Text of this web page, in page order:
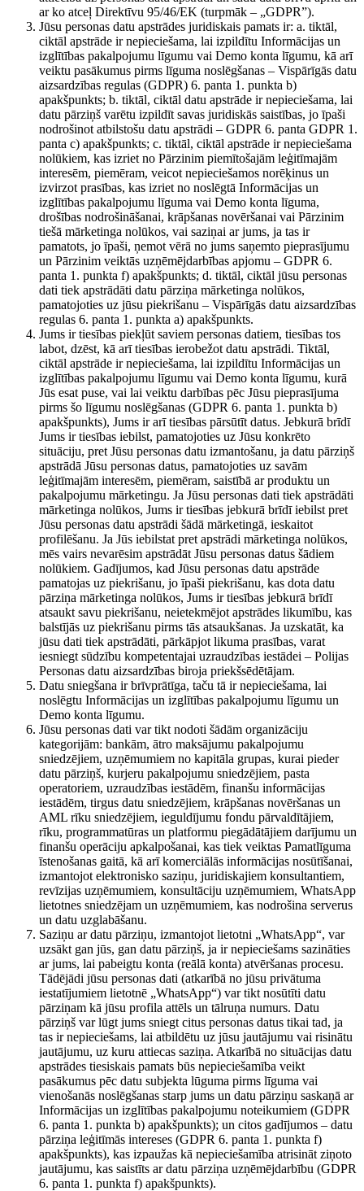
ar ko atceļ Direktīvu 95/46/EK (turpmāk – „GDPR”).
Jūsu personas datu apstrādes juridiskais pamats ir: a. tiktāl,
ciktāl apstrāde ir nepieciešama, lai izpildītu Informācijas un
izglītības pakalpojumu līgumu vai Demo konta līgumu, kā arī
veiktu pasākumus pirms līguma noslēgšanas – Vispārīgās datu
aizsardzības regulas (GDPR) 6. panta 1. punkta b)
apakšpunkts; b. tiktāl, ciktāl datu apstrāde ir nepieciešama, lai
datu pārziņš varētu izpildīt savas juridiskās saistības, jo īpaši
nodrošinot atbilstošu datu apstrādi – GDPR 6. panta GDPR 1.
panta c) apakšpunkts; c. tiktāl, ciktāl apstrāde ir nepieciešama
nolūkiem, kas izriet no Pārzinim piemītošajām leģitīmajām
interesēm, piemēram, veicot nepieciešamos norēķinus un
izvirzot prasības, kas izriet no noslēgtā Informācijas un
izglītības pakalpojumu līguma vai Demo konta līguma,
drošības nodrošināšanai, krāpšanas novēršanai vai Pārzinim
tiešā mārketinga nolūkos, vai saziņai ar jums, ja tas ir
pamatots, jo īpaši, ņemot vērā no jums saņemto pieprasījumu
un Pārzinim veiktās uzņēmējdarbības apjomu – GDPR 6.
panta 1. punkta f) apakšpunkts; d. tiktāl, ciktāl jūsu personas
dati tiek apstrādāti datu pārziņa mārketinga nolūkos,
pamatojoties uz jūsu piekrišanu – Vispārīgās datu aizsardzības
regulas 6. panta 1. punkta a) apakšpunkts.
Jums ir tiesības piekļūt saviem personas datiem, tiesības tos
labot, dzēst, kā arī tiesības ierobežot datu apstrādi. Tiktāl,
ciktāl apstrāde ir nepieciešama, lai izpildītu Informācijas un
izglītības pakalpojumu līgumu vai Demo konta līgumu, kurā
Jūs esat puse, vai lai veiktu darbības pēc Jūsu pieprasījuma
pirms šo līgumu noslēgšanas (GDPR 6. panta 1. punkta b)
apakšpunkts), Jums ir arī tiesības pārsūtīt datus. Jebkurā brīdī
Jums ir tiesības iebilst, pamatojoties uz Jūsu konkrēto
situāciju, pret Jūsu personas datu izmantošanu, ja datu pārziņš
apstrādā Jūsu personas datus, pamatojoties uz savām
leģitīmajām interesēm, piemēram, saistībā ar produktu un
pakalpojumu mārketingu. Ja Jūsu personas dati tiek apstrādāti
mārketinga nolūkos, Jums ir tiesības jebkurā brīdī iebilst pret
Jūsu personas datu apstrādi šādā mārketingā, ieskaitot
profilēšanu. Ja Jūs iebilstat pret apstrādi mārketinga nolūkos,
mēs vairs nevarēsim apstrādāt Jūsu personas datus šādiem
nolūkiem. Gadījumos, kad Jūsu personas datu apstrāde
pamatojas uz piekrišanu, jo īpaši piekrišanu, kas dota datu
pārziņa mārketinga nolūkos, Jums ir tiesības jebkurā brīdī
atsaukt savu piekrišanu, neietekmējot apstrādes likumību, kas
balstījās uz piekrišanu pirms tās atsaukšanas. Ja uzskatāt, ka
jūsu dati tiek apstrādāti, pārkāpjot likuma prasības, varat
iesniegt sūdzību kompetentajai uzraudzības iestādei – Polijas
Personas datu aizsardzības biroja priekšsēdētājam.
Datu sniegšana ir brīvprātīga, taču tā ir nepieciešama, lai
noslēgtu Informācijas un izglītības pakalpojumu līgumu un
Demo konta līgumu.
Jūsu personas dati var tikt nodoti šādām organizāciju
kategorijām: bankām, ātro maksājumu pakalpojumu
sniedzējiem, uzņēmumiem no kapitāla grupas, kurai pieder
datu pārziņš, kurjeru pakalpojumu sniedzējiem, pasta
operatoriem, uzraudzības iestādēm, finanšu informācijas
iestādēm, tirgus datu sniedzējiem, krāpšanas novēršanas un
AML rīku sniedzējiem, ieguldījumu fondu pārvaldītājiem,
rīku, programmatūras un platformu piegādātājiem darījumu un
finanšu operāciju apkalpošanai, kas tiek veiktas Pamatlīguma
īstenošanas gaitā, kā arī komerciālās informācijas nosūtīšanai,
izmantojot elektronisko saziņu, juridiskajiem konsultantiem,
revīzijas uzņēmumiem, konsultāciju uzņēmumiem, WhatsApp
lietotnes sniedzējam un uzņēmumiem, kas nodrošina serverus
un datu uzglabāšanu.
Saziņu ar datu pārziņu, izmantojot lietotni „WhatsApp“, var
uzsākt gan jūs, gan datu pārziņš, ja ir nepieciešams sazināties
ar jums, lai pabeigtu konta (reālā konta) atvēršanas procesu.
Tādējādi jūsu personas dati (atkarībā no jūsu privātuma
iestatījumiem lietotnē „WhatsApp“) var tikt nosūtīti datu
pārziņam kā jūsu profila attēls un tālruņa numurs. Datu
pārziņš var lūgt jums sniegt citus personas datus tikai tad, ja
tas ir nepieciešams, lai atbildētu uz jūsu jautājumu vai risinātu
jautājumu, uz kuru attiecas saziņa. Atkarībā no situācijas datu
apstrādes tiesiskais pamats būs nepieciešamība veikt
pasākumus pēc datu subjekta lūguma pirms līguma vai
vienošanās noslēgšanas starp jums un datu pārziņu saskaņā ar
Informācijas un izglītības pakalpojumu noteikumiem (GDPR
6. panta 1. punkta b) apakšpunkts); un citos gadījumos – datu
pārziņa leģitīmās intereses (GDPR 6. panta 1. punkta f)
apakšpunkts), kas izpaužas kā nepieciešamība atrisināt ziņoto
jautājumu, kas saistīts ar datu pārziņa uzņēmējdarbību (GDPR
6. panta 1. punkta f) apakšpunkts).